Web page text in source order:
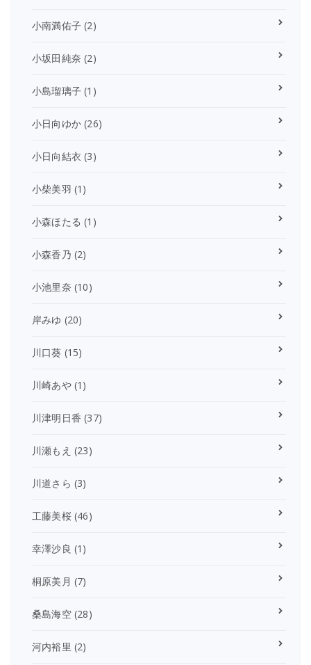
小南満佑子 (2)
小坂田純奈 (2)
小島瑠璃子 (1)
小日向ゆか (26)
小日向結衣 (3)
小柴美羽 (1)
小森ほたる (1)
小森香乃 (2)
小池里奈 (10)
岸みゆ (20)
川口葵 (15)
川崎あや(1)
川津明日香 (37)
川瀬もえ (23)
川道さら (3)
工藤美桜(46)
幸澤沙良 (1)
桐原美月 (7)
桑島海空(28)
河内裕里 (2)